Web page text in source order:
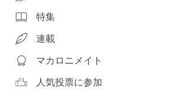
特集
連載
マカロニメイト
人気投票に参加